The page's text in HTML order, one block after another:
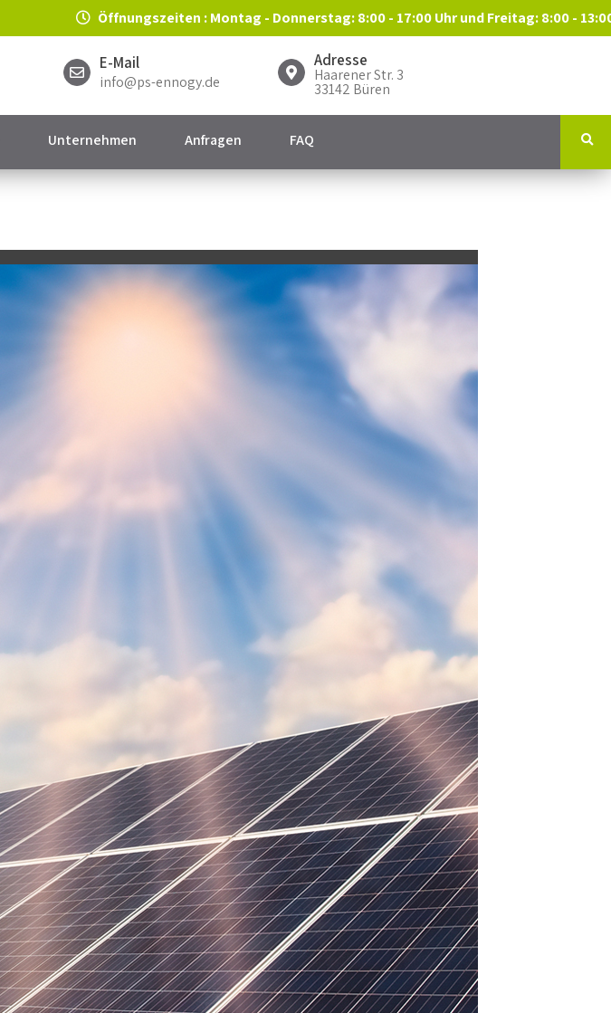
Öffnungszeiten : Montag - Donnerstag: 8:00 - 17:00 Uhr und Freitag: 8:00 -
E-Mail
info@ps-ennogy.de
Adresse
Haarener Str. 3
33142 Büren
Unternehmen Anfragen FAQ